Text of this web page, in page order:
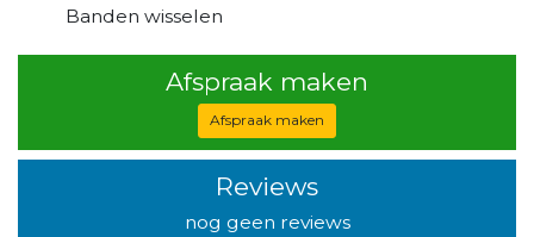
Banden wisselen
Afspraak maken
Afspraak maken
Reviews
nog geen reviews